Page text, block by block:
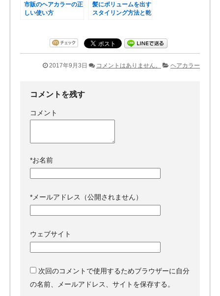
市販のヘアカラーの正
しい使い方
髪にボリュームを出す
スタイリング方法と乾
2017年9月3日 コメントはありません。 ヘアカラー
コメントを残す
コメント
*お名前
* メールアドレス（公開されません）
ウェブサイト
次回のコメントで使用するためブラウザーに自分
の名前、メールアドレス、サイトを保存する。